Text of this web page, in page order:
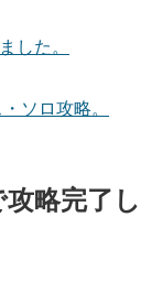
した。
ソロ攻略。
略完了し